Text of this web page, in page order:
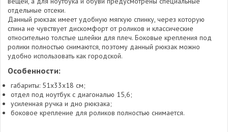
отдельные отсеки.
Данный рюкзак имеет удобную мягкую спинку, через которую
спина не чувствует дискомфорт от роликов и классические
относительно толстые шлейки для плеч. Боковые крепления под
ролики полностью снимаются, поэтому данный рюкзак можно
удобно использовать как городской.
Особенности:
габариты: 51x33x18 см;
отдел под ноутбук с диагональю 15,6;
усиленная ручка и дно рюкзака;
боковое крепление для роликов полностью снимается.